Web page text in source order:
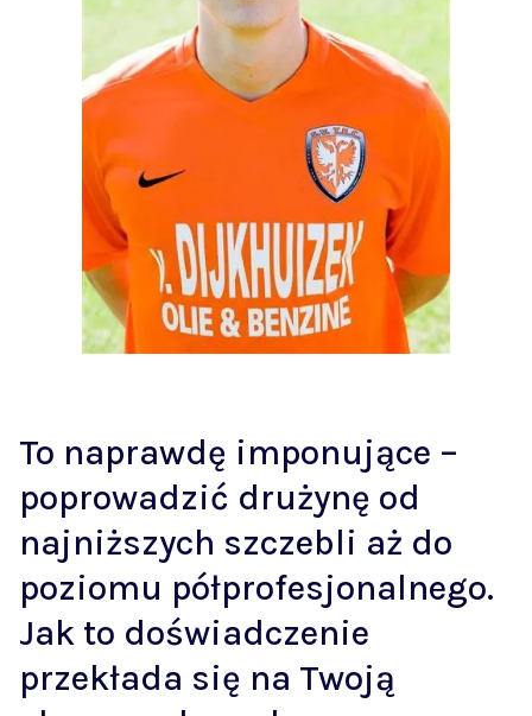
To naprawdę imponujące –
poprowadzić drużynę od
najniższych szczebli aż do
poziomu półprofesjonalnego.
Jak to doświadczenie
przekłada się na Twoją